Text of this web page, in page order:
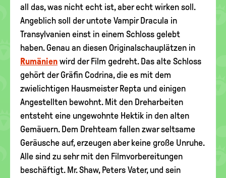
all das, was nicht echt ist, aber echt wirken soll.
Angeblich soll der untote Vampir Dracula in
Transylvanien einst in einem Schloss gelebt
haben. Genau an diesen Originalschauplätzen in
Rumänien wird der Film gedreht. Das alte Schloss
gehört der Gräfin Codrina, die es mit dem
zwielichtigen Hausmeister Repta und einigen
Angestellten bewohnt. Mit den Dreharbeiten
entsteht eine ungewohnte Hektik in den alten
Gemäuern. Dem Drehteam fallen zwar seltsame
Geräusche auf, erzeugen aber keine große Unruhe.
Alle sind zu sehr mit den Filmvorbereitungen
beschäftigt. Mr. Shaw, Peters Vater, und sein